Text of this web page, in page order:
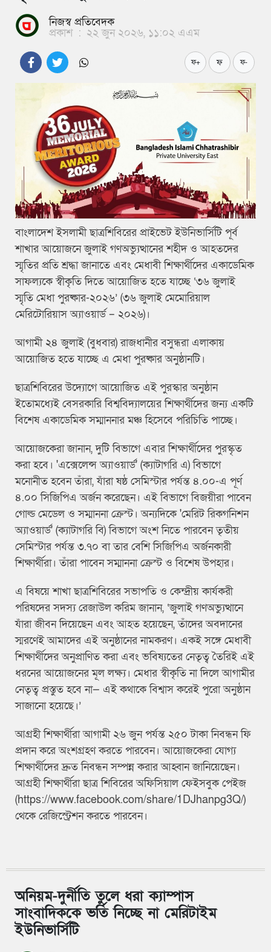
নিজস্ব প্রতিবেদক
প্রকাশ : ২২ জুন ২০২৬, ১১:০২ এএম
ফ+ ফ ফ-
বাংলাদেশ ইসলামী ছাত্রশিবিরের প্রাইভেট ইউনিভার্সিটি পূর্ব
শাখার আয়োজনে জুলাই গণঅভ্যুত্থানের শহীদ ও আহতদের
স্মৃতির প্রতি শ্রদ্ধা জানাতে এবং মেধাবী শিক্ষার্থীদের একাডেমিক
সাফল্যকে স্বীকৃতি দিতে আয়োজিত হতে যাচ্ছে ‘৩৬ জুলাই
স্মৃতি মেধা পুরষ্কার-২০২৬’ (৩৬ জুলাই মেমোরিয়াল
মেরিটোরিয়াস অ্যাওয়ার্ড – ২০২৬)।
আগামী ২৪ জুলাই (বুধবার) রাজধানীর বসুন্ধরা এলাকায়
আয়োজিত হতে যাচ্ছে এ মেধা পুরষ্কার অনুষ্ঠানটি।
ছাত্রশিবিরের উদ্যোগে আয়োজিত এই পুরস্কার অনুষ্ঠান
ইতোমধ্যেই বেসরকারি বিশ্ববিদ্যালয়ের শিক্ষার্থীদের জন্য একটি
বিশেষ একাডেমিক সম্মাননার মঞ্চ হিসেবে পরিচিতি পাচ্ছে।
আয়োজকেরা জানান, দুটি বিভাগে এবার শিক্ষার্থীদের পুরস্কৃত
করা হবে। 'এক্সেলেন্স অ্যাওয়ার্ড' (ক্যাটাগরি এ) বিভাগে
মনোনীত হবেন তাঁরা, যাঁরা ষষ্ঠ সেমিস্টার পর্যন্ত ৪.০০-এ পূর্ণ
৪.০০ সিজিপিএ অর্জন করেছেন। এই বিভাগে বিজয়ীরা পাবেন
গোল্ড মেডেল ও সম্মাননা ক্রেস্ট। অন্যদিকে 'মেরিট রিকগনিশন
অ্যাওয়ার্ড' (ক্যাটাগরি বি) বিভাগে অংশ নিতে পারবেন তৃতীয়
সেমিস্টার পর্যন্ত ৩.৭০ বা তার বেশি সিজিপিএ অর্জনকারী
শিক্ষার্থীরা। তাঁরা পাবেন সম্মাননা ক্রেস্ট ও বিশেষ উপহার।
এ বিষয়ে শাখা ছাত্রশিবিরের সভাপতি ও কেন্দ্রীয় কার্যকরী
পরিষদের সদস্য রেজাউল করিম জানান, ‘জুলাই গণঅভ্যুত্থানে
যাঁরা জীবন দিয়েছেন এবং আহত হয়েছেন, তাঁদের অবদানের
স্মরণেই আমাদের এই অনুষ্ঠানের নামকরণ। একই সঙ্গে মেধাবী
শিক্ষার্থীদের অনুপ্রাণিত করা এবং ভবিষ্যতের নেতৃত্ব তৈরিই এই
ধরনের আয়োজনের মূল লক্ষ্য। মেধার স্বীকৃতি না দিলে আগামীর
নেতৃত্ব প্রস্তুত হবে না— এই কথাকে বিশ্বাস করেই পুরো অনুষ্ঠান
সাজানো হয়েছে।’
আগ্রহী শিক্ষার্থীরা আগামী ২৬ জুন পর্যন্ত ২৫০ টাকা নিবন্ধন ফি
প্রদান করে অংশগ্রহণ করতে পারবেন। আয়োজকেরা যোগ্য
শিক্ষার্থীদের দ্রুত নিবন্ধন সম্পন্ন করার আহ্বান জানিয়েছেন।
আগ্রহী শিক্ষার্থীরা ছাত্র শিবিরের অফিসিয়াল ফেইসবুক পেইজ
(https://www.facebook.com/share/1DJhanpg3Q/)
থেকে রেজিস্ট্রেশন করতে পারবেন।
অনিয়ম-দুর্নীতি তুলে ধরা ক্যাম্পাস
সাংবাদিককে ভর্তি নিচ্ছে না মেরিটাইম
ইউনিভার্সিটি